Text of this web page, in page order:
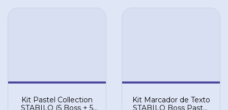
Kit Pastel Collection
STABILO (5 Boss + 5
Kit Marcador de Texto
STABILO Boss Pastel